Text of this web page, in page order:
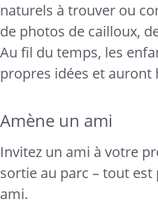
naturels à trouver ou
de photos de cailloux,
Au fil du temps, les
propres idées et auront
Amène un ami
Invitez un ami à votre
sortie au parc – tout
ami.